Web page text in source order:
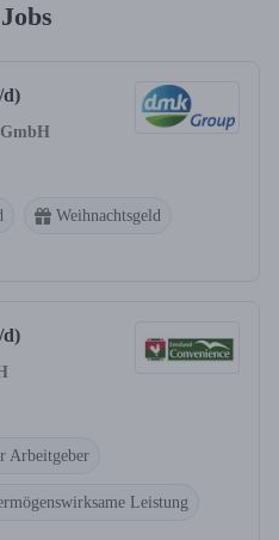
d)
Weihnachtsgeld
d)
Arbeitgeber
Leistung